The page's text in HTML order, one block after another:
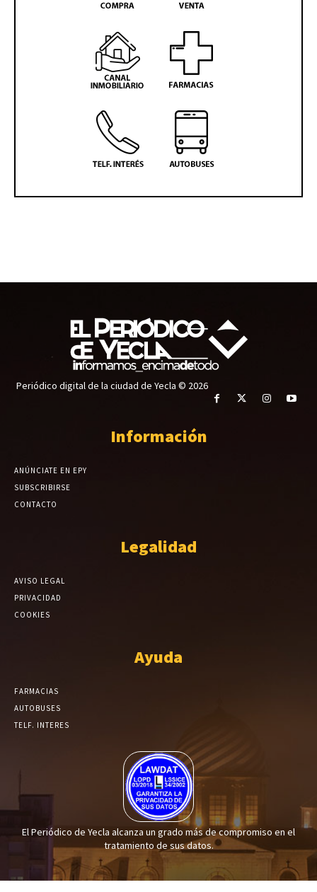
Periódico digital de la ciudad de Yecla © 2026
Información
ANÚNCIATE EN EPY
SUBSCRIBIRSE
CONTACTO
Legalidad
AVISO LEGAL
PRIVACIDAD
COOKIES
Ayuda
FARMACIAS
AUTOBUSES
TELF. INTERES
El Periódico de Yecla alcanza un grado más de compromiso en el
tratamiento de sus datos.